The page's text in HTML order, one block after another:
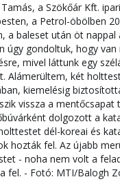
a Szökőár Kft.
a Petrol-öbölben
a baleset után öt nappal
úgy gondoltuk, hogy van
mivel láttunk egy
Alámerültem, két
kiemelésig
vissza a mentőcsapat
dolgozott a
dél-koreai és
hozták fel. Az újabb
- noha nem volt a
fel. - Fotó: MTI/Balogh